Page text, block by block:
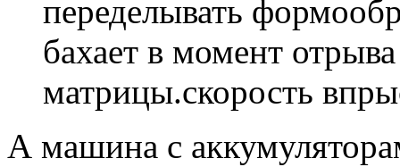
переделывать
бахает в момент
матрицы.скорость
А машина с